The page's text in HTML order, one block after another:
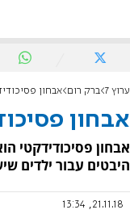
ערוץ 7 ברק רום אבחון
אבחון
אבחון פסיכודידקטי
היבטים עבור ילדים
21.11.18, 13:34